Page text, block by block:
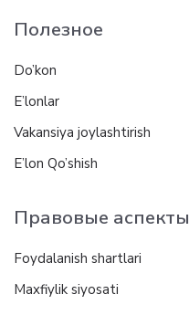
Полезное
Do’kon
E’lonlar
Vakansiya joylashtirish
E’lon Qo’shish
Правовые аспекты
Foydalanish shartlari
Maxfiylik siyosati